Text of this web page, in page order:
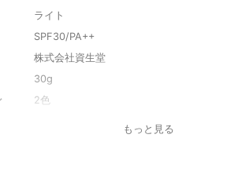
ライト
SPF30/PA++
株式会社資生堂
30g
2色
アセチルヒアルロン酸Na、酸化鉄、グリセリ
ン、シクロメチコン、グリセリン、エタノー
ルセスキオキサン、シクロペンタシロキサン
もっと見る